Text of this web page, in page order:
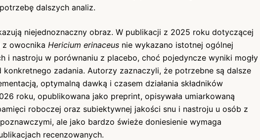
dalszych analiz.
niejednoznaczny obraz. W publikacji z 2025 roku dotyczącej
z owocnika Hericium erinaceus nie wykazano istotnej ogólnej
i nastroju w porównaniu z placebo, choć pojedyncze wyniki mogły
zadania. Autorzy zaznaczyli, że potrzebne są dalsze
optymalną dawką i czasem działania składników
roku, opublikowana jako preprint, opisywała umiarkowaną
roboczej oraz subiektywnej jakości snu i nastroju u osób z
ale jako bardzo świeże doniesienie wymaga
recenzowanych.